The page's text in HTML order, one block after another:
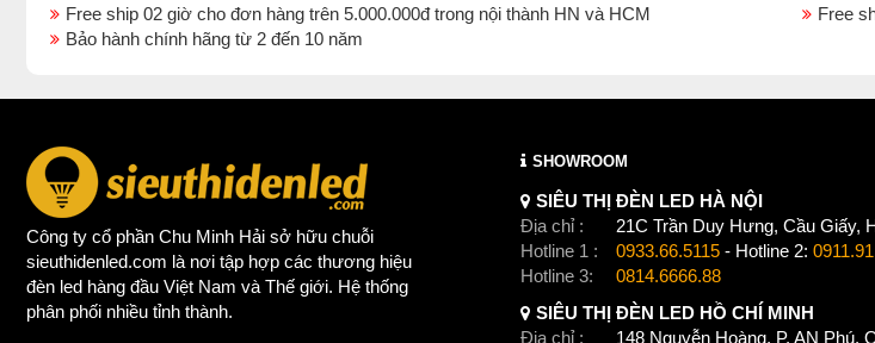
Free ship 02 giờ cho đơn hàng trên 5.000.000đ trong nội thành HN và HCM
Free
Bảo hành chính hãng từ 2 đến 10 năm
Công ty cổ phần Chu Minh Hải sở hữu chuỗi
sieuthidenled.com là nơi tập hợp các thương hiệu
đèn led hàng đầu Việt Nam và Thế giới. Hệ thống
phân phối nhiều tỉnh thành.
SHOWROOM
SIÊU THỊ ĐÈN LED HÀ NỘI
Địa chỉ :
21C Trần Duy Hưng, Cầu Giấy,
Hotline 1 :
0933.66.5115 - Hotline 2:
Hotline 3:
0814.6666.88
SIÊU THỊ ĐÈN LED HỒ CHÍ MINH
Địa chỉ :
148 Nguyễn Hoàng, P. AN Phú,